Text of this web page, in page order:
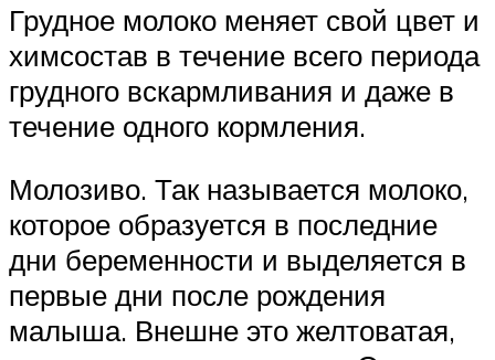
Грудное молоко меняет свой цвет и
химсостав в течение всего периода
грудного вскармливания и даже в
течение одного кормления.
Молозиво. Так называется молоко,
которое образуется в последние
дни беременности и выделяется в
первые дни после рождения
малыша. Внешне это желтоватая,